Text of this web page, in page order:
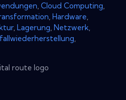
Cloud Computing
Hardware
, Lagerung Netzwerk